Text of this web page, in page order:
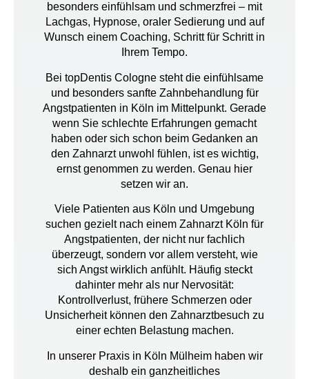
besonders einfühlsam und schmerzfrei – mit
Lachgas, Hypnose, oraler Sedierung und auf
Wunsch einem Coaching, Schritt für Schritt in
Ihrem Tempo.
Bei topDentis Cologne steht die einfühlsame
und besonders sanfte Zahnbehandlung für
Angstpatienten in Köln im Mittelpunkt. Gerade
wenn Sie schlechte Erfahrungen gemacht
haben oder sich schon beim Gedanken an
den Zahnarzt unwohl fühlen, ist es wichtig,
ernst genommen zu werden. Genau hier
setzen wir an.
Viele Patienten aus Köln und Umgebung
suchen gezielt nach einem Zahnarzt Köln für
Angstpatienten, der nicht nur fachlich
überzeugt, sondern vor allem versteht, wie
sich Angst wirklich anfühlt. Häufig steckt
dahinter mehr als nur Nervosität:
Kontrollverlust, frühere Schmerzen oder
Unsicherheit können den Zahnarztbesuch zu
einer echten Belastung machen.
In unserer Praxis in Köln Mülheim haben wir
deshalb ein ganzheitliches